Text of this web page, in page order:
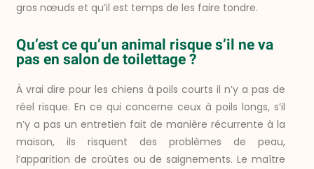
gros nœuds et qu’il est temps de les faire tondre.
Qu’est ce qu’un animal risque s’il ne va
pas en salon de toilettage ?
À vrai dire pour les chiens à poils courts il n’y a pas de
réel risque. En ce qui concerne ceux à poils longs, s’il
n’y a pas un entretien fait de manière récurrente à la
maison, ils risquent des problèmes de peau,
l’apparition de croûtes ou de saignements. Le maître